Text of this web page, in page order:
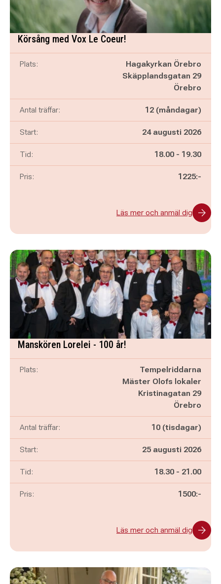
Körsång med Vox Le Coeur!
Plats:
Hagakyrkan Örebro
Skäpplandsgatan 29
Örebro
Antal träffar: 12 (måndagar)
Start: 24 augusti 2026
Tid: Pågår mellan
18.00 - och
19.30
Pris: 1225:-
Läs mer och anmäl dig
Manskören Lorelei - 100 år!
Plats:
Tempelriddarna
Mäster Olofs lokaler
Kristinagatan 29
Örebro
Antal träffar: 10 (tisdagar)
Start: 25 augusti 2026
Tid: Pågår mellan
18.30 - och
21.00
Pris: 1500:-
Läs mer och anmäl dig